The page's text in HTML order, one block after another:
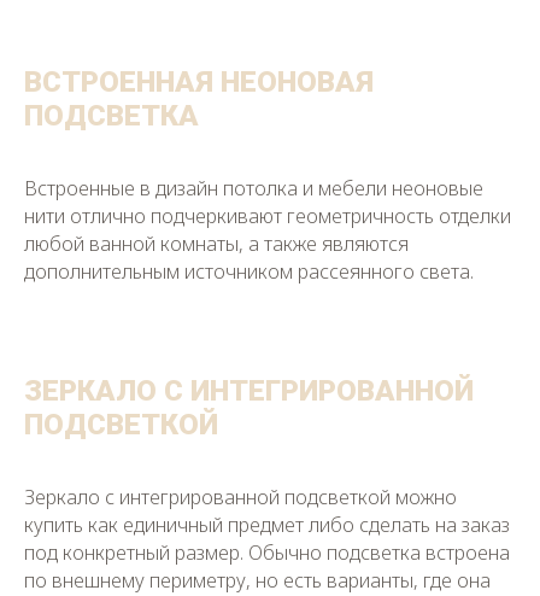
ВСТРОЕННАЯ НЕОНОВАЯ
ПОДСВЕТКА
Встроенные в дизайн потолка и мебели неоновые
нити отлично подчеркивают геометричность отделки
любой ванной комнаты, а также являются
дополнительным источником рассеянного света.
ЗЕРКАЛО С ИНТЕГРИРОВАННОЙ
ПОДСВЕТКОЙ
Зеркало с интегрированной подсветкой можно
купить как единичный предмет либо сделать на заказ
под конкретный размер. Обычно подсветка встроена
по внешнему периметру, но есть варианты, где она